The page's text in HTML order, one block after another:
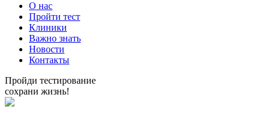
О нас
Пройти тест
Клиники
Важно знать
Новости
Контакты
Пройди тестирование
сохрани жизнь!